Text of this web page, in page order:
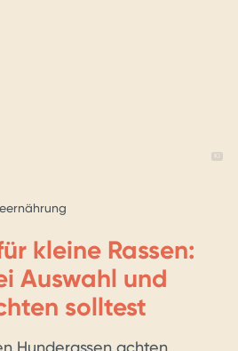
kleine Rassen:
Auswahl und
solltest
Hunderassen achten